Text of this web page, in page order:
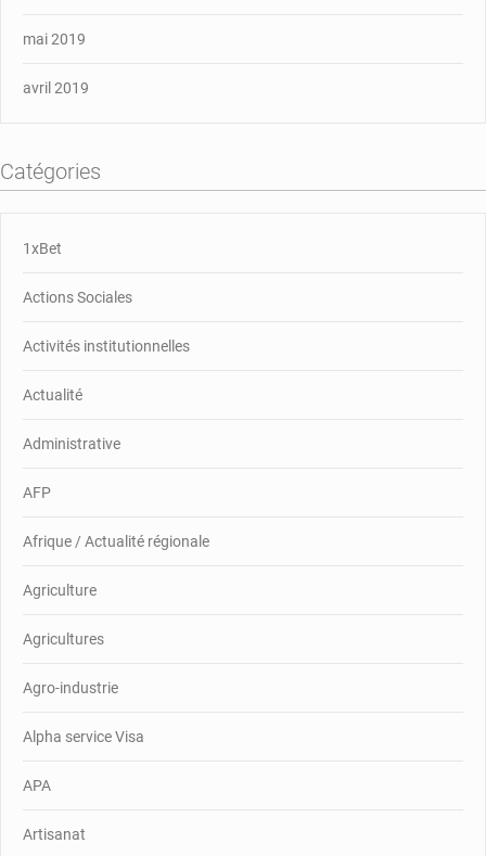
mai 2019
avril 2019
Catégories
1xBet
Actions Sociales
Activités institutionnelles
Actualité
Administrative
AFP
Afrique / Actualité régionale
Agriculture
Agricultures
Agro-industrie
Alpha service Visa
APA
Artisanat